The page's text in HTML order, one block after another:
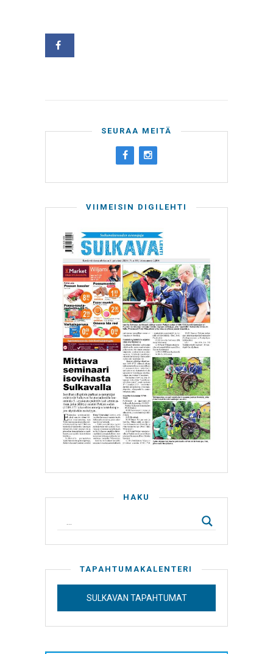
SEURAA MEITÄ
VIIMEISIN DIGILEHTI
HAKU
TAPAHTUMAKALENTERI
SULKAVAN TAPAHTUMAT